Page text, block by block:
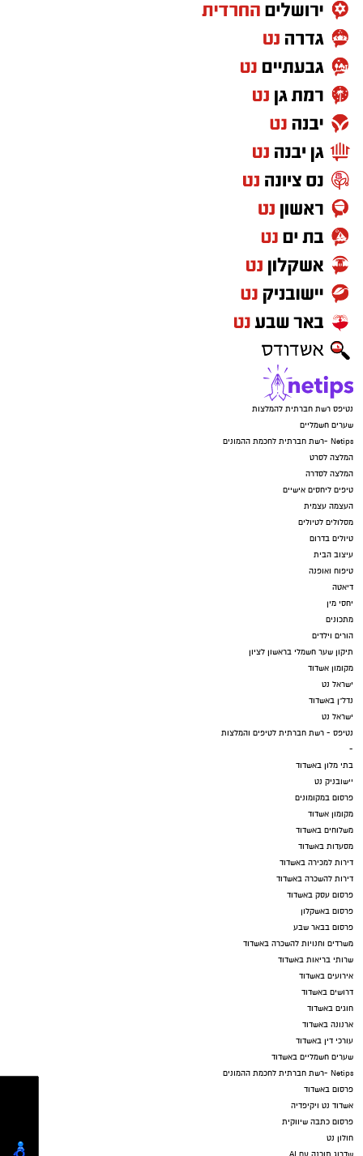
נטיפס רשת חברתית להמלצות
שערים חשמליים
Netips -רשת חברתית לחכמת ההמונים
המלצה לסרט
המלצה לסדרה
טיפים ליחסים אישיים
העצמה עצמית
מסלולים לטיולים
טיולים בדרום
עיצוב הבית
טיפוח ואופנה
דיאטה
יחסי מין
מתכונים
הורים וילדים
תיקון שער חשמלי בראשון לציון
מקומון אשדוד
ישראל נט
נדל"ן באשדוד
ישראל נט
נטיפס - רשת חברתית לטיפים והמלצות
-
בתי מלון באשדוד
יישובניק נט
פרסום במקומונים
מקומון אשדוד
משלוחים באשדוד
מסעדות באשדוד
דירות למכירה באשדוד
דירות להשכרה באשדוד
פרסום עסק באשדוד
פרסום באשקלון
פרסום בבאר שבע
משרדים וחנויות להשכרה באשדוד
שרותי בריאות באשדוד
אירועים באשדוד
דרושים באשדוד
חוגים באשדוד
ארנונה באשדוד
עורכי דין באשדוד
שערים חשמליים באשדוד
Netips -רשת חברתית לחכמת ההמונים
פרסום באשדוד
אשדוד נט ויקיפדיה
פרסום כתבה שיווקית
חולון נט